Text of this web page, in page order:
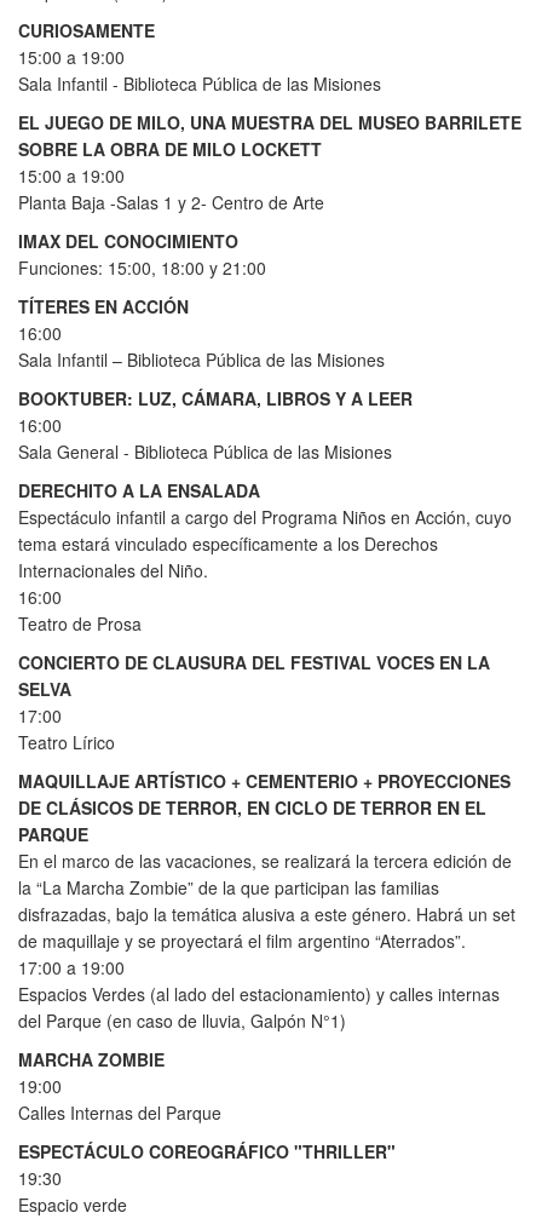
CURIOSAMENTE
15:00 a 19:00
Sala Infantil - Biblioteca Pública de las Misiones
EL JUEGO DE MILO, UNA MUESTRA DEL MUSEO BARRILETE
SOBRE LA OBRA DE MILO LOCKETT
15:00 a 19:00
Planta Baja -Salas 1 y 2- Centro de Arte
IMAX DEL CONOCIMIENTO
Funciones: 15:00, 18:00 y 21:00
TÍTERES EN ACCIÓN
16:00
Sala Infantil – Biblioteca Pública de las Misiones
BOOKTUBER: LUZ, CÁMARA, LIBROS Y A LEER
16:00
Sala General - Biblioteca Pública de las Misiones
DERECHITO A LA ENSALADA
Espectáculo infantil a cargo del Programa Niños en Acción, cuyo
tema estará vinculado específicamente a los Derechos
Internacionales del Niño.
16:00
Teatro de Prosa
CONCIERTO DE CLAUSURA DEL FESTIVAL VOCES EN LA
SELVA
17:00
Teatro Lírico
MAQUILLAJE ARTÍSTICO + CEMENTERIO + PROYECCIONES
DE CLÁSICOS DE TERROR, EN CICLO DE TERROR EN EL
PARQUE
En el marco de las vacaciones, se realizará la tercera edición de
la “La Marcha Zombie” de la que participan las familias
disfrazadas, bajo la temática alusiva a este género. Habrá un set
de maquillaje y se proyectará el film argentino “Aterrados”.
17:00 a 19:00
Espacios Verdes (al lado del estacionamiento) y calles internas
del Parque (en caso de lluvia, Galpón N°1)
MARCHA ZOMBIE
19:00
Calles Internas del Parque
ESPECTÁCULO COREOGRÁFICO "THRILLER"
19:30
Espacio verde